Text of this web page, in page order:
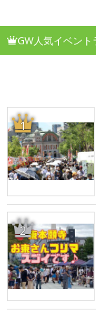
GW人気イベント
1
2